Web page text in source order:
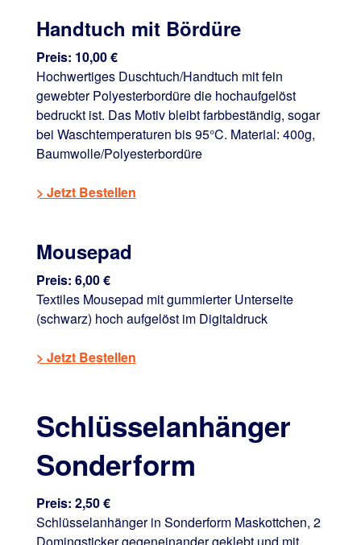
Handtuch mit Bördüre
Preis: 10,00 €
Hochwertiges Duschtuch/Handtuch mit fein
gewebter Polyesterbordüre die hochaufgelöst
bedruckt ist. Das Motiv bleibt farbbeständig, sogar
bei Waschtemperaturen bis 95°C. Material: 400g,
Baumwolle/Polyesterbordüre
> Jetzt Bestellen
Mousepad
Preis: 6,00 €
Textiles Mousepad mit gummierter Unterseite
(schwarz) hoch aufgelöst im Digitaldruck
> Jetzt Bestellen
Schlüsselanhänger
Sonderform
Preis: 2,50 €
Schlüsselanhänger in Sonderform Maskottchen, 2
Domingsticker gegeneinander geklebt und mit